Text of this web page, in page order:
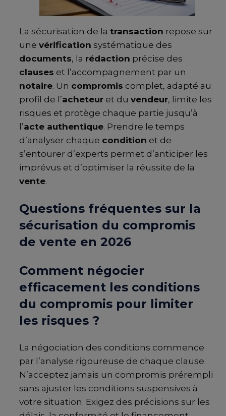
La sécurisation de la transaction repose sur
une vérification systématique des
documents, la rédaction précise des
clauses et l’accompagnement par un
notaire. Un compromis complet, adapté au
profil de l’acheteur et du vendeur, limite les
risques et protège chaque partie jusqu’à
l’acte authentique. Prendre le temps
d’analyser chaque condition et de
s’entourer d’experts permet d’anticiper les
imprévus et d’optimiser la réussite de la
vente.
Questions fréquentes sur la
sécurisation du compromis
de vente en 2026
Comment négocier
efficacement les conditions
du compromis pour limiter
les risques ?
La négociation des conditions commence
par l’analyse rigoureuse de chaque clause.
N’acceptez jamais un compromis prérempli
sans ajuster les conditions suspensives à
votre situation. Exigez des précisions sur les